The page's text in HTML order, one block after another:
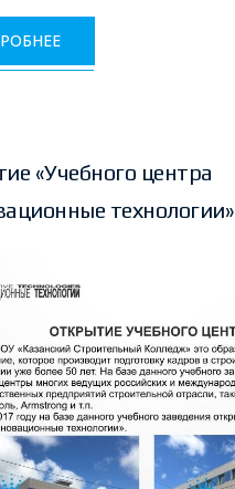
«Учебного центра
технологии»